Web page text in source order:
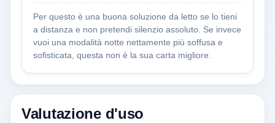
Per questo è una buona soluzione da letto se lo tieni
a distanza e non pretendi silenzio assoluto. Se invece
vuoi una modalità notte nettamente più soffusa e
sofisticata, questa non è la sua carta migliore.
Valutazione d'uso